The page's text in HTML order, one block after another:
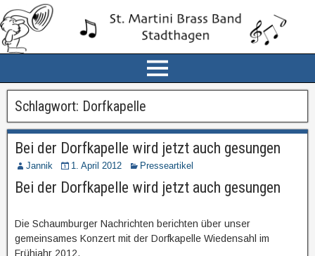
Schlagwort: Dorfkapelle
Bei der Dorfkapelle wird jetzt auch gesungen
Jannik 1. April 2012 Presseartikel
Bei der Dorfkapelle wird jetzt auch gesungen
Die Schaumburger Nachrichten berichten über unser
gemeinsames Konzert mit der Dorfkapelle Wiedensahl im
Frühjahr 2012.